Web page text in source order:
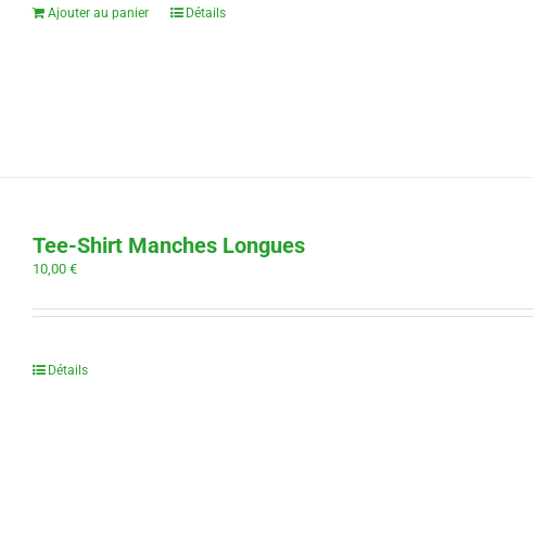
Ajouter au panier Détails
Tee-Shirt Manches Longues
10,00€
Détails